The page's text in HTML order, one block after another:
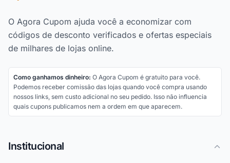
O Agora Cupom ajuda você a economizar com
códigos de desconto verificados e ofertas especiais
de milhares de lojas online.
Como ganhamos dinheiro: O Agora Cupom é gratuito para você.
Podemos receber comissão das lojas quando você compra usando
nossos links, sem custo adicional no seu pedido. Isso não influencia
quais cupons publicamos nem a ordem em que aparecem.
Institucional